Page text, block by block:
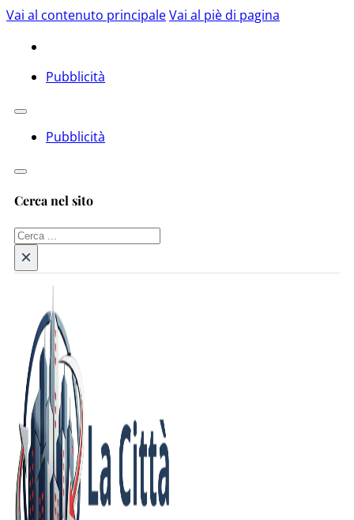
Vai al contenuto principaleVai al piè di pagina
Pubblicità
Pubblicità
Cerca nel sito
Cerca
×